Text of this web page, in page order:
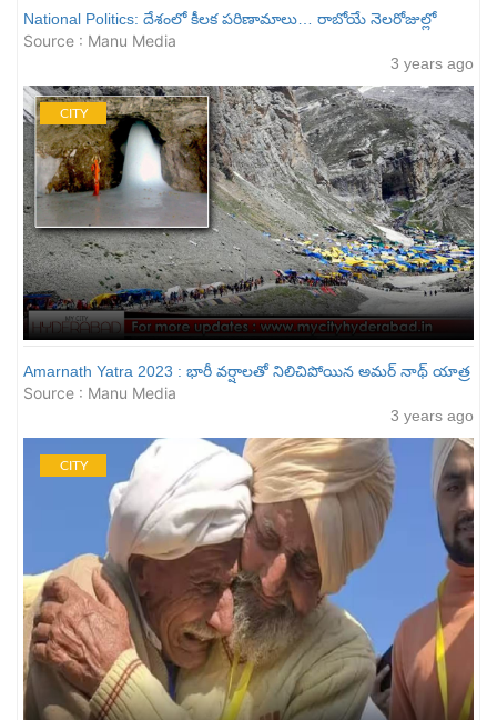
National Politics: దేశంలో కీల‌క ప‌రిణామాలు… రాబోయే నెల‌రోజుల్లో
Source : Manu Media
3 years ago
CITY
Amarnath Yatra 2023 : భారీ వర్షాలతో నిలిచిపోయిన అమర్ నాథ్ యాత్ర
Source : Manu Media
3 years ago
CITY